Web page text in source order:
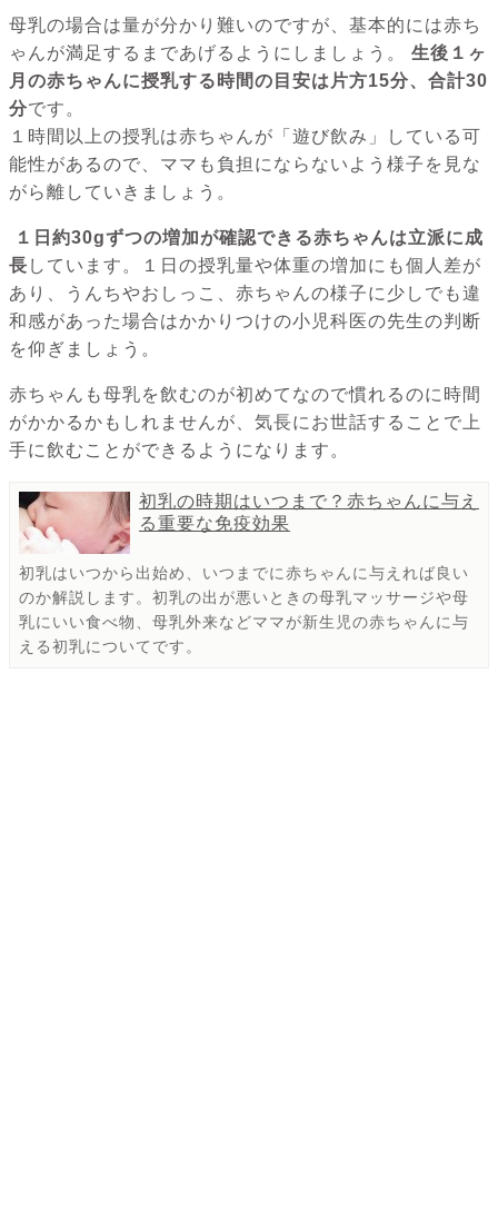
母乳の場合は量が分かり難いのですが、基本的には赤ち
ゃんが満足するまであげるようにしましょう。
生後１ヶ
月の赤ちゃんに授乳する時間の目安は片方15分、合計30
分です。
１時間以上の授乳は赤ちゃんが「遊び飲み」している可
能性があるので、ママも負担にならないよう様子を見な
がら離していきましょう。
１日約30gずつの増加が確認できる赤ちゃんは立派に成
長 しています。１日の授乳量や体重の増加にも個人差が
あり、うんちやおしっこ、赤ちゃんの様子に少しでも違
和感があった場合はかかりつけの小児科医の先生の判断
を仰ぎましょう。
赤ちゃんも母乳を飲むのが初めてなので慣れるのに時間
がかかるかもしれませんが、気長にお世話することで上
手に飲むことができるようになります。
初乳の時期はいつまで？赤ちゃんに与え
る重要な免疫効果
初乳はいつから出始め、いつまでに赤ちゃんに与えれば良い
のか解説します。初乳の出が悪いときの母乳マッサージや母
乳にいい食べ物、母乳外来などママが新生児の赤ちゃんに与
える初乳についてです。